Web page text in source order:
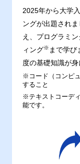
2025年から大学
ングが出題され
え、プログラミ
ィング※ まで学び
度の基礎知識が身
※コード（コンピ
すること
※テキストコーデ
能です。